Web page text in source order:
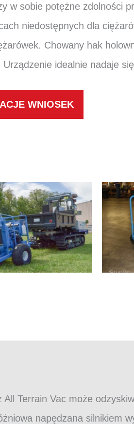
w sobie potężne zdolności
niedostępnych dla
Chowany hak
Urządzenie idealnie nadaje
WNIOSEK
All Terrain Vac może
napędzana silnikiem